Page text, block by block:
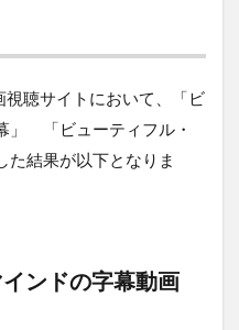
聴サイトにおいて、「ビ
」 「ビューティフル・
結果が以下となりま
ンドの字幕動画